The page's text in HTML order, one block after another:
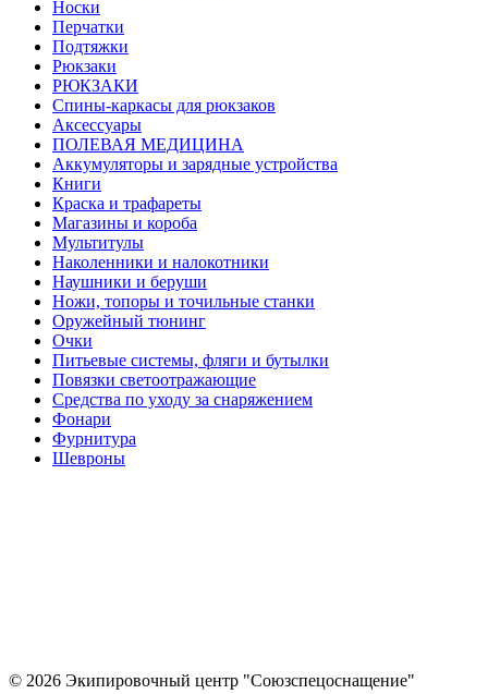
Носки
Перчатки
Подтяжки
Рюкзаки
РЮКЗАКИ
Спины-каркасы для рюкзаков
Аксессуары
ПОЛЕВАЯ МЕДИЦИНА
Аккумуляторы и зарядные устройства
Книги
Краска и трафареты
Магазины и короба
Мультитулы
Наколенники и налокотники
Наушники и беруши
Ножи, топоры и точильные станки
Оружейный тюнинг
Очки
Питьевые системы, фляги и бутылки
Повязки светоотражающие
Средства по уходу за снаряжением
Фонари
Фурнитура
Шевроны
© 2026 Экипировочный центр "Союзспецоснащение"